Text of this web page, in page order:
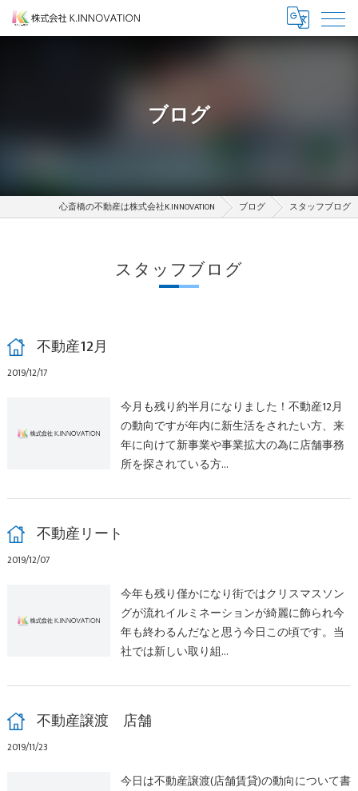
ブログ
心斎橋の不動産は株式会社K.INNOVATION ブログ スタッフブログ
スタッフブログ
不動産12月
2019/12/17
今月も残り約半月になりました！不動産12月
の動向ですが年内に新生活をされたい方、来
年に向けて新事業や事業拡大の為に店舗事務
所を探されている方…
不動産リート
2019/12/07
今年も残り僅かになり街ではクリスマスソン
グが流れイルミネーションが綺麗に飾られ今
年も終わるんだなと思う今日この頃です。当
社では新しい取り組…
不動産譲渡 店舗
2019/11/23
今日は不動産譲渡(店舗賃貸)の動向について書